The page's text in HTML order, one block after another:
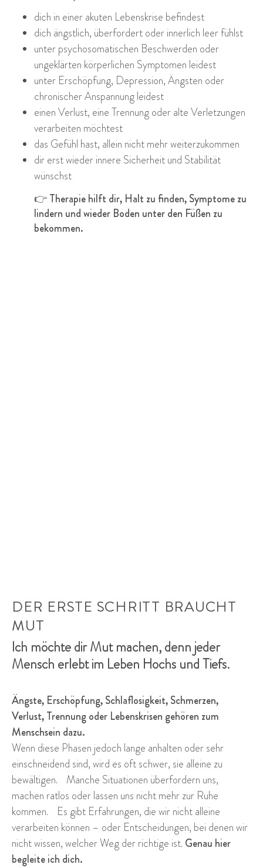
dich in einer akuten Lebenskrise befindest
dich ängstlich, überfordert oder innerlich leer fühlst
unter psychosomatischen Beschwerden oder
ungeklärten körperlichen Symptomen leidest
unter Erschöpfung, Depression, Ängsten oder
chronischer Anspannung leidest
einen Verlust, eine Trennung oder alte Verletzungen
verarbeiten möchtest
das Gefühl hast, allein nicht mehr weiterzukommen
dir erst wieder innere Sicherheit und Stabilität
wünschst
👉 Therapie hilft dir, Halt zu finden, Symptome zu
lindern und wieder Boden unter den Füßen zu
bekommen.
DER ERSTE SCHRITT BRAUCHT
MUT
Ich möchte dir Mut machen, denn jeder
Mensch erlebt im Leben Hochs und Tiefs.
Ängste, Erschöpfung, Schlaflosigkeit, Schmerzen,
Verlust, Trennung oder Lebenskrisen gehören zum
Menschsein dazu.
Wenn diese Phasen jedoch lange anhalten oder sehr
einschneidend sind, wird es oft schwer, sie alleine zu
bewältigen. Manche Situationen überfordern uns,
machen ratlos oder lassen uns nicht mehr zur Ruhe
kommen. Es gibt Erfahrungen, die wir nicht alleine
verarbeiten können – oder Entscheidungen, bei denen wir
nicht wissen, welcher Weg der richtige ist. Genau hier
begleite ich dich.